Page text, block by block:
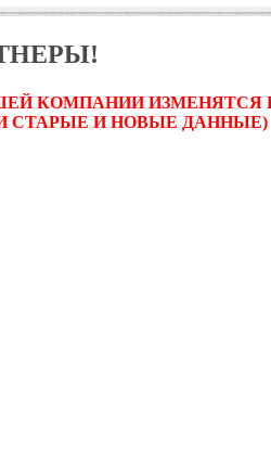
КОМПАНИИ
И СТАРЫЕ И НОВЫЕ ДАННЫЕ)